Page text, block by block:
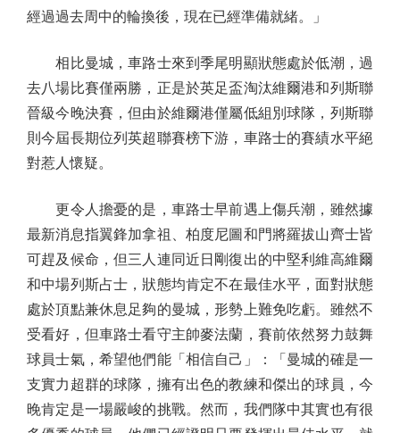
經過過去周中的輪換後，現在已經準備就緒。」
相比曼城，車路士來到季尾明顯狀態處於低潮，過
去八場比賽僅兩勝，正是於英足盃淘汰維爾港和列斯聯
晉級今晚決賽，但由於維爾港僅屬低組別球隊，列斯聯
則今屆長期位列英超聯賽榜下游，車路士的賽績水平絕
對惹人懷疑。
更令人擔憂的是，車路士早前遇上傷兵潮，雖然據
最新消息指翼鋒加拿祖、柏度尼圖和門將羅拔山齊士皆
可趕及候命，但三人連同近日剛復出的中堅利維高維爾
和中場列斯占士，狀態均肯定不在最佳水平，面對狀態
處於頂點兼休息足夠的曼城，形勢上難免吃虧。雖然不
受看好，但車路士看守主帥麥法蘭，賽前依然努力鼓舞
球員士氣，希望他們能「相信自己」：「曼城的確是一
支實力超群的球隊，擁有出色的教練和傑出的球員，今
晚肯定是一場嚴峻的挑戰。然而，我們隊中其實也有很